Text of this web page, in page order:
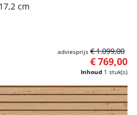
cm
Inhoud 1 stuk(s)
€ 769,00
adviesprijs € 1.099,00